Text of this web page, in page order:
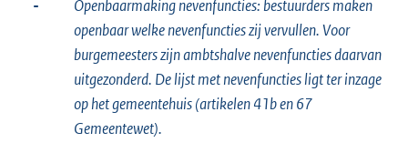
-
Openbaarmaking nevenfuncties: bestuurders maken
openbaar welke nevenfuncties zij vervullen. Voor
burgemeesters zijn ambtshalve nevenfuncties daarvan
uitgezonderd. De lijst met nevenfuncties ligt ter inzage
op het gemeentehuis(artikelen 41b en 67
Gemeentewet).